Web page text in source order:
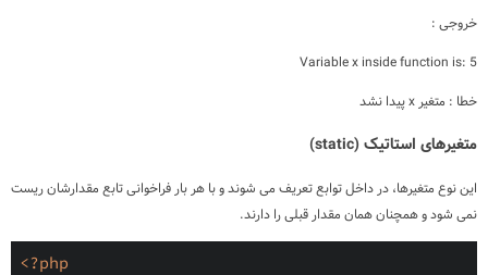
خروجی :
Variable x inside function is: 5
خطا : متغیر x پیدا نشد
متغیرهای استاتیک (static)
این نوع متغیرها، در داخل توابع تعریف می شوند و با هر بار فراخوانی تابع مقدارشان ریست
نمی شود و همچنان همان مقدار قبلی را دارند.
<?php